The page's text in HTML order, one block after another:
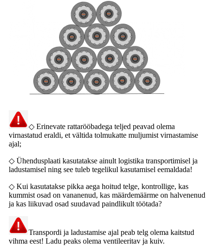
◇ Erinevate rattarööbadega teljed peavad olema
virnastatud eraldi, et vältida tolmukatte muljumist virnastamise
ajal;
◇ Ühendusplaati kasutatakse ainult logistika transportimisel ja
ladustamisel ning see tuleb tegelikul kasutamisel eemaldada!
◇ Kui kasutatakse pikka aega hoitud telge, kontrollige, kas
kummist osad on vananenud, kas määrdemäärme on halvenenud
ja kas liikuvad osad suudavad paindlikult töötada?
Transpordi ja ladustamise ajal peab telg olema kaitstud
vihma eest! Ladu peaks olema ventileeritav ja kuiv.